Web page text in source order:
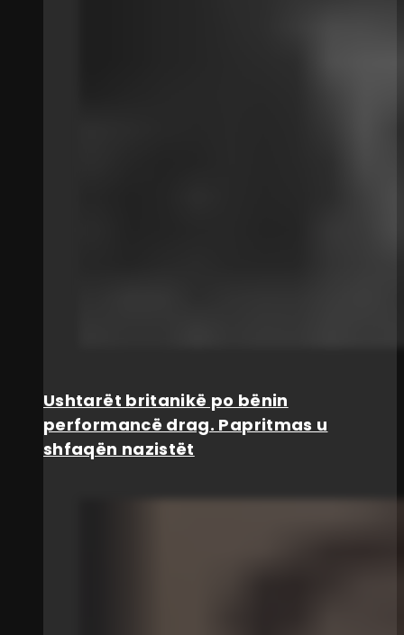
Ushtarët britanikë po bënin
performancë drag. Papritmas u
shfaqën nazistët